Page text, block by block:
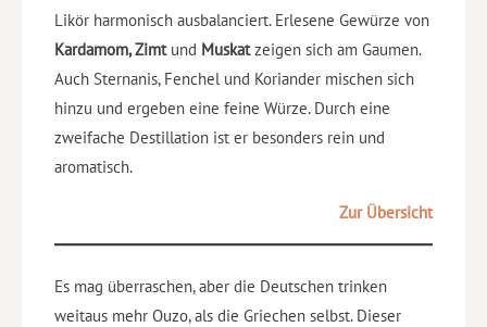
Likör harmonisch ausbalanciert. Erlesene Gewürze von
Kardamom, Zimt und Muskatzeigen sich am Gaumen.
Auch Sternanis, Fenchel und Koriander mischen sich
hinzu und ergeben eine feine Würze. Durch eine
zweifache Destillation ist er besonders rein und
aromatisch.
Zur Übersicht
Es mag überraschen, aber die Deutschen trinken
weitaus mehr Ouzo, als die Griechen selbst. Dieser